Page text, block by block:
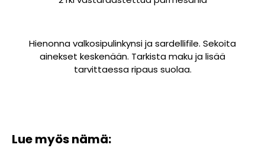
Hienonna valkosipulinkynsi ja sardellifile. Sekoita
ainekset keskenään. Tarkista maku ja lisää
tarvittaessa ripaus suolaa.
Lue myös nämä: